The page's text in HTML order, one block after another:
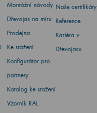
Montážní návody
Dřevojas na míru
Prodejna
Ke stažení
Konfigurátor pro
partnery
Katalog ke stažení
Vzorník RAL
Naše certifikáty
Reference
Kariéra v
Dřevojasu